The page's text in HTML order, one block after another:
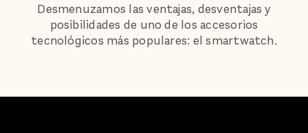
Desmenuzamos las ventajas, desventajas y
posibilidades de uno de los accesorios
tecnológicos más populares: el smartwatch.